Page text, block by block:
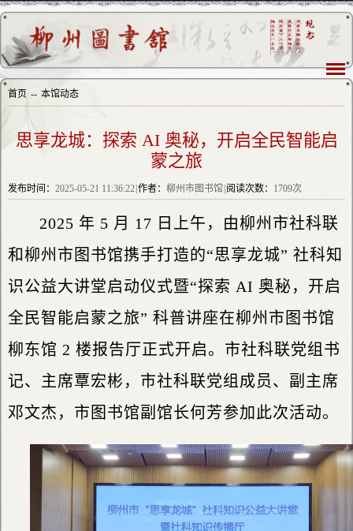
首页 -- 本馆动态
思享龙城：探索 AI 奥秘，开启全民智能启
蒙之旅
发布时间： 2025-05-21 11:36:22|作者： 柳州市图书馆|阅读次数： 1709次
2025 年 5 月 17 日上午，由柳州市社科联
和柳州市图书馆携手打造的“思享龙城” 社科知
识公益大讲堂启动仪式暨“探索 AI 奥秘，开启
全民智能启蒙之旅” 科普讲座在柳州市图书馆
柳东馆 2 楼报告厅正式开启。市社科联党组书
记、主席覃宏彬，市社科联党组成员、副主席
邓文杰，市图书馆副馆长何芳参加此次活动。